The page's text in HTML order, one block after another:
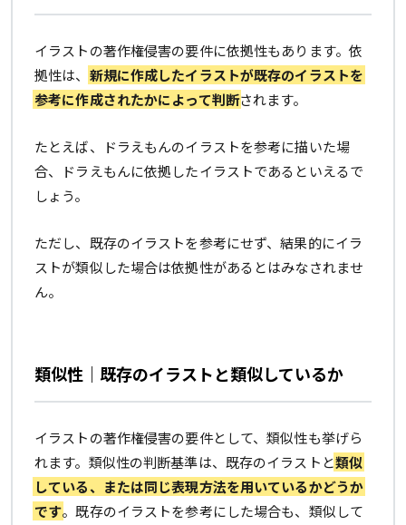
イラストの著作権侵害の要件に依拠性もあります。依
拠性は、 新規に作成したイラストが既存のイラストを
参考に作成されたかによって判断されます。
たとえば、ドラえもんのイラストを参考に描いた場
合、ドラえもんに依拠したイラストであるといえるで
しょう。
ただし、既存のイラストを参考にせず、結果的にイラ
ストが類似した場合は依拠性があるとはみなされませ
ん。
類似性｜既存のイラストと類似しているか
イラストの著作権侵害の要件として、類似性も挙げら
れます。類似性の判断基準は、既存のイラストと類似
している、または同じ表現方法を用いているかどうか
です。既存のイラストを参考にした場合も、類似して